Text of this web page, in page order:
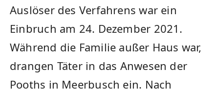
Auslöser des Verfahrens war ein
Einbruch am 24. Dezember 2021.
Während die Familie außer Haus war,
drangen Täter in das Anwesen der
Pooths in Meerbusch ein. Nach